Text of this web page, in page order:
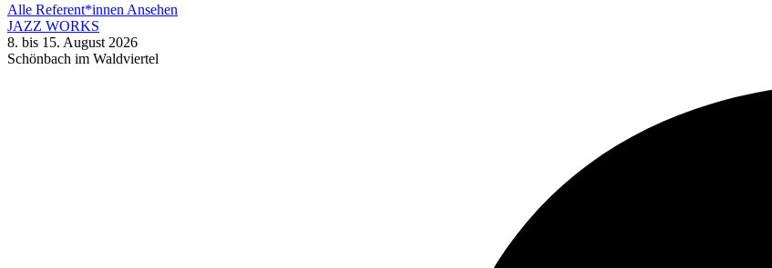
Alle Referent*innen Ansehen
JAZZ WORKS
8. bis 15. August 2026
Schönbach im Waldviertel